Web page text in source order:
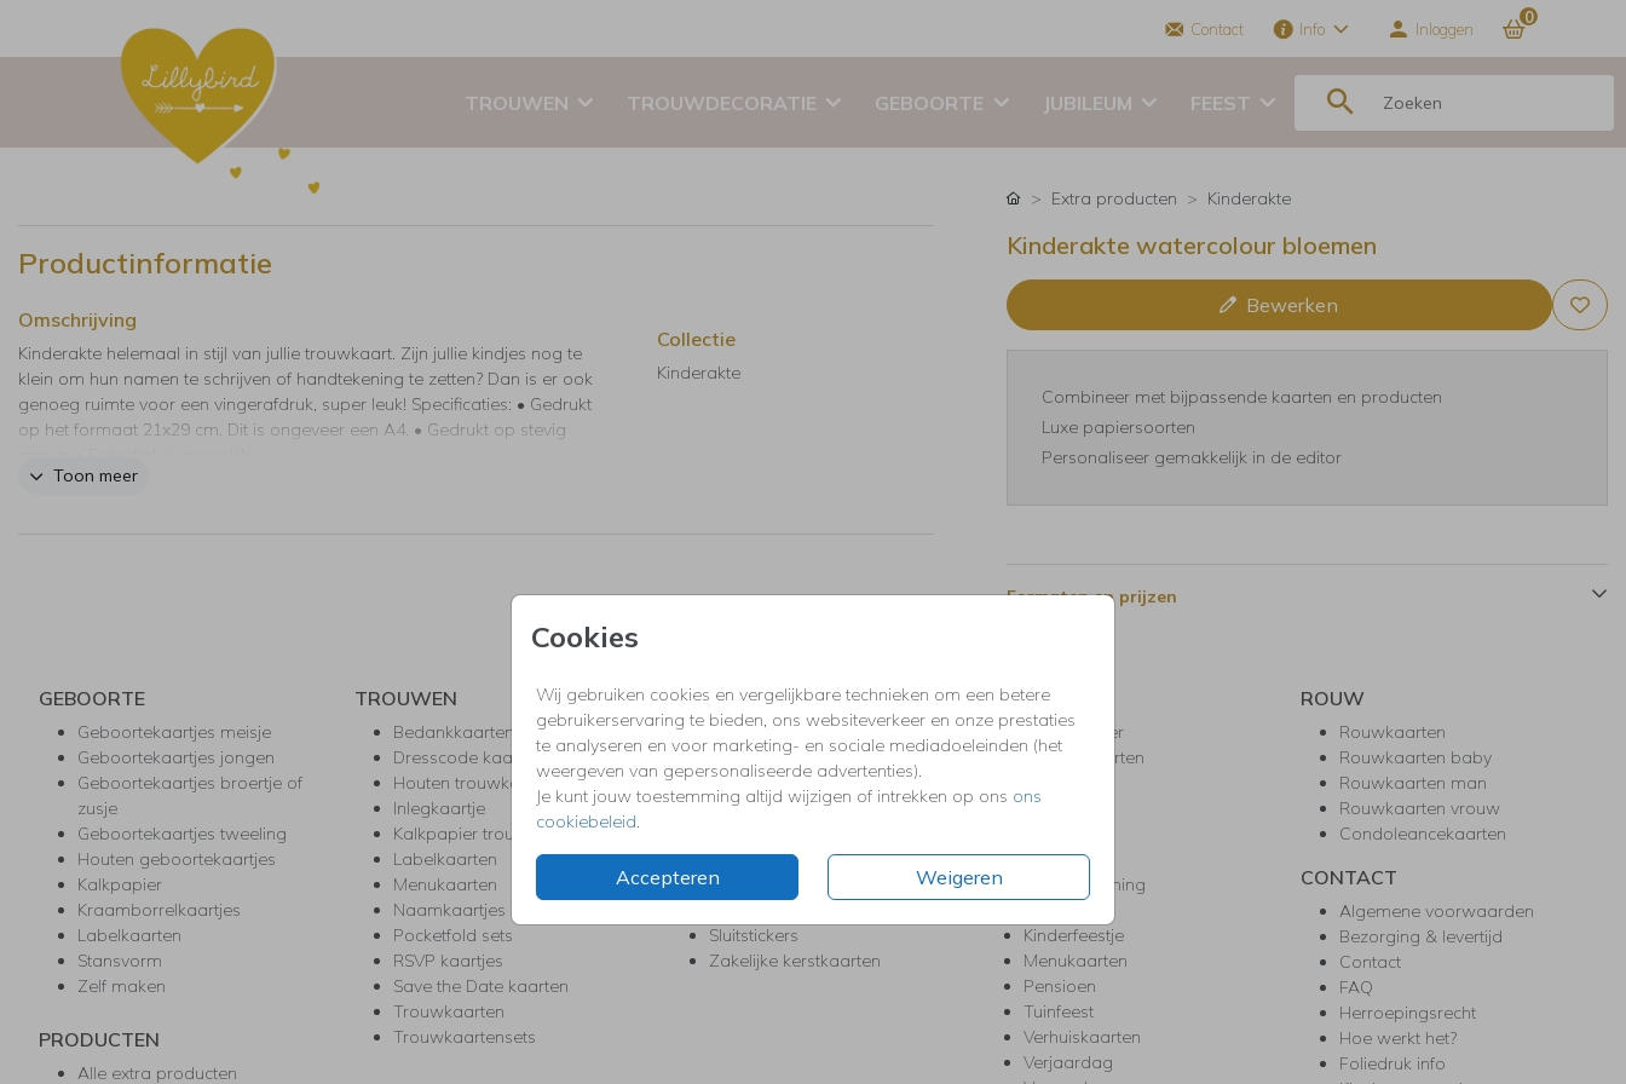
Contact Info Inloggen
0
TROUWEN TROUWDECORATIE GEBOORTE JUBILEUM FEEST
Cookies
Wij gebruiken cookies en vergelijkbare technieken om een betere
gebruikerservaring te bieden, ons websiteverkeer en onze prestaties
te analyseren en voor marketing- en sociale mediadoeleinden (het
weergeven van gepersonaliseerde advertenties).
Je kunt jouw toestemming altijd wijzigen of intrekken op ons ons
cookiebeleid.
Accepteren Weigeren
Productinformatie
Omschrijving
Kinderakte helemaal in stijl van jullie trouwkaart. Zijn jullie kindjes nog te
klein om hun namen te schrijven of handtekening te zetten? Dan is er ook
genoeg ruimte voor een vingerafdruk, super leuk! Specificaties: • Gedrukt
op het formaat 21x29 cm. Dit is ongeveer een A4. • Gedrukt op stevig
Toon meer
Collectie
Kinderakte
Extra producten Kinderakte
Kinderakte watercolour bloemen
Bewerken
Combineer met bijpassende kaarten en producten
Luxe papiersoorten
Personaliseer gemakkelijk in de editor
Formaten en prijzen
GEBOORTE
Geboortekaartjes meisje
Geboortekaartjes jongen
Geboortekaartjes broertje of
zusje
Geboortekaartjes tweeling
Houten geboortekaartjes
Kalkpapier
Kraamborrelkaartjes
Labelkaarten
Stansvorm
Zelf maken
PRODUCTEN
Alle extra producten
TROUWEN
Bedankkaarten
Dresscode kaartjes
Houten trouwkaarten
Inlegkaartje
Kalkpapier trouwkaarten
Labelkaarten
Menukaarten
Naamkaartjes
Pocketfold sets
RSVP kaartjes
Save the Date kaarten
Trouwkaarten
Trouwkaartensets
KERST
Kerstkaarten
Kerstborrel uitnodigingen
Kerstdiner uitnodigingen
Kerstmenukaarten
Kerst-verhuiskaarten
Nieuwjaarskaarten
Sluitstickers
Zakelijke kerstkaarten
FEEST
Babyshower
Bedankkaarten
Doopsel
High Tea
Housewarming
Kinderfeestje
Menukaarten
Pensioen
Tuinfeest
Verhuiskaarten
Verjaardag
ROUW
Rouwkaarten
Rouwkaarten baby
Rouwkaarten man
Rouwkaarten vrouw
Condoleancekaarten
CONTACT
Algemene voorwaarden
Bezorging & levertijd
Contact
FAQ
Herroepingsrecht
Hoe werkt het?
Foliedruk info